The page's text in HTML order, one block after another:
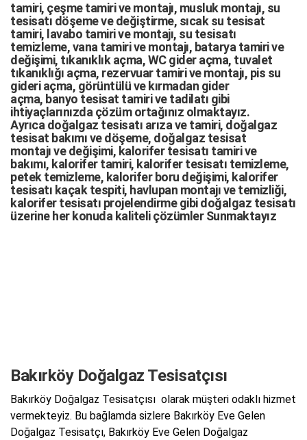
tamiri, çeşme tamirivemontajı, musluk montajı, su
tesisatı döşemeve değiştirme, sıcak su tesisat
tamiri, lavabo tamirivemontajı, su tesisatı
temizleme,vana tamirivemontajı, batarya tamirive
değişimi, tıkanıklık açma,WC gider açma, tuvalet
tıkanıklığı açma, rezervuar tamirive montajı, pis su
gideri açma, görüntülü ve kırmadan gider
açma, banyo tesisat tamirivetadilatı gibi
ihtiyaçlarınızda çözüm ortağınız olmaktayız.
Ayrıca doğalgaz tesisatı arızave tamiri, doğalgaz
tesisat bakımıve döşeme, doğalgaz tesisat
montajıve değişimi, kalorifer tesisatı tamiri ve
bakımı, kalorifer tamiri, kalorifer tesisatı temizleme,
petek temizleme, kalorifer boru değişimi, kalorifer
tesisatı kaçak tespiti, havlupan montajı ve temizliği,
kalorifer tesisatı projelendirme gibi d oğalgaz tesisatı
üzerine her konuda kaliteli çözümler Sunmaktayız
Bakırköy Doğalgaz Tesisatçısı
Bakırköy Doğalgaz Tesisatçısı olarak müşteri odaklı hizmet
vermekteyiz. Bu bağlamda sizlere Bakırköy Eve Gelen
Doğalgaz Tesisatçı, Bakırköy Eve Gelen Doğalgaz